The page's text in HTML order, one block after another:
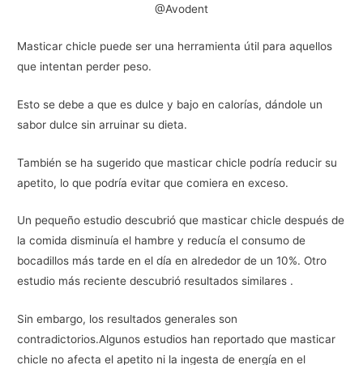
@Avodent
Masticar chicle puede ser una herramienta útil para aquellos
que intentan perder peso.
Esto se debe a que es dulce y bajo en calorías, dándole un
sabor dulce sin arruinar su dieta.
También se ha sugerido que masticar chicle podría reducir su
apetito, lo que podría evitar que comiera en exceso.
Un pequeño estudio descubrió que masticar chicle después de
la comida disminuía el hambre y reducía el consumo de
bocadillos más tarde en el día en alrededor de un 10%. Otro
estudio más reciente descubrió resultados similares .
Sin embargo, los resultados generales son
contradictorios.Algunos estudios han reportado que masticar
chicle no afecta el apetito ni la ingesta de energía en el